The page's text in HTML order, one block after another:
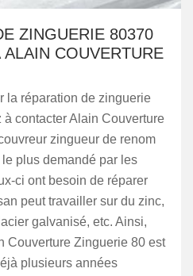
ZINGUERIE 80370
COUVERTURE
la réparation de zinguerie
contacter Alain Couverture
zingueur de renom
plus demandé par les
ci ont besoin de réparer
peut travailler sur du zinc,
galvanisé, etc. Ainsi,
Couverture Zinguerie 80 est
plusieurs années